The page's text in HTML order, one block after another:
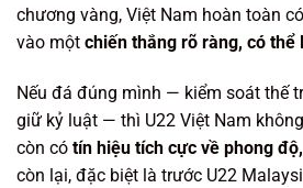
chương vàng, Việt Nam hoàn toàn
vào một chiến thắng rõ ràng, có thể
Nếu đá đúng mình — kiểm soát thế
giữ kỷ luật — thì U22 Việt Nam
còn có tín hiệu tích cực về phong
còn lại, đặc biệt là trước U22